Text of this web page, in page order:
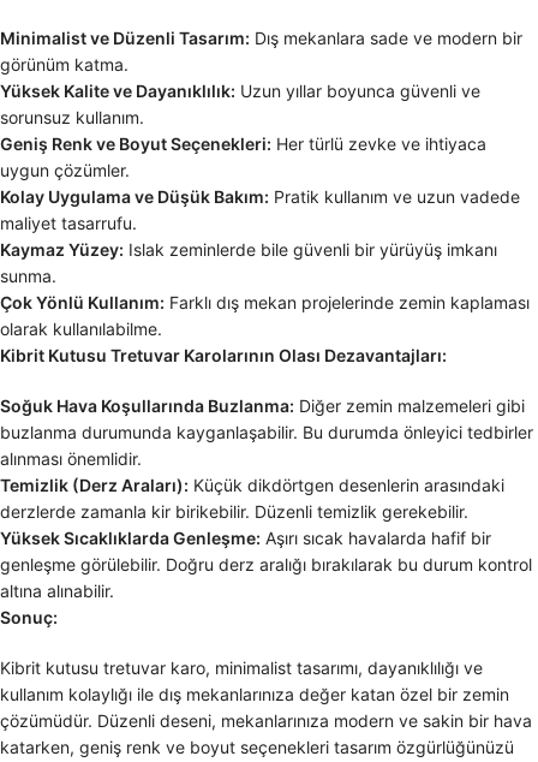
Minimalist ve Düzenli Tasarım: Dış mekanlara sade ve modern bir
görünüm katma.
Yüksek Kalite ve Dayanıklılık: Uzun yıllar boyunca güvenli ve
sorunsuz kullanım.
Geniş Renk ve Boyut Seçenekleri: Her türlü zevke ve ihtiyaca
uygun çözümler.
Kolay Uygulama ve Düşük Bakım: Pratik kullanım ve uzun vadede
maliyet tasarrufu.
Kaymaz Yüzey: Islak zeminlerde bile güvenli bir yürüyüş imkanı
sunma.
Çok Yönlü Kullanım: Farklı dış mekan projelerinde zemin kaplaması
olarak kullanılabilme.
Kibrit Kutusu Tretuvar Karolarının Olası Dezavantajları:
Soğuk Hava Koşullarında Buzlanma: Diğer zemin malzemeleri gibi
buzlanma durumunda kayganlaşabilir. Bu durumda önleyici tedbirler
alınması önemlidir.
Temizlik (Derz Araları): Küçük dikdörtgen desenlerin arasındaki
derzlerde zamanla kir birikebilir. Düzenli temizlik gerekebilir.
Yüksek Sıcaklıklarda Genleşme: Aşırı sıcak havalarda hafif bir
genleşme görülebilir. Doğru derz aralığı bırakılarak bu durum kontrol
altına alınabilir.
Sonuç:
Kibrit kutusu tretuvar karo, minimalist tasarımı, dayanıklılığı ve
kullanım kolaylığı ile dış mekanlarınıza değer katan özel bir zemin
çözümüdür. Düzenli deseni, mekanlarınıza modern ve sakin bir hava
katarken, geniş renk ve boyut seçenekleri tasarım özgürlüğünüzü